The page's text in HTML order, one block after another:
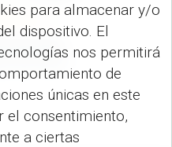
para almacenar y/o
dispositivo. El
nos permitirá
de
únicas en este
el consentimiento,
a ciertas
Ergo
SO-44-2